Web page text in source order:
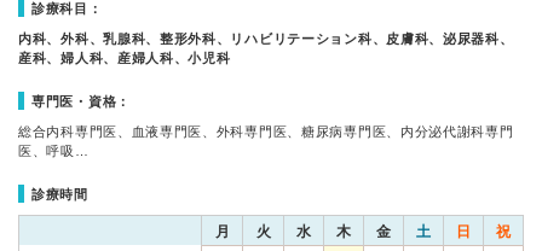
診療科目：
内科、外科、乳腺科、整形外科、リハビリテーション科、皮膚科、泌尿器科、
産科、婦人科、産婦人科、小児科
専門医・資格：
総合内科専門医、血液専門医、外科専門医、糖尿病専門医、内分泌代謝科専門
医、呼吸…
診療時間
月 火 水 木 金 土 日 祝